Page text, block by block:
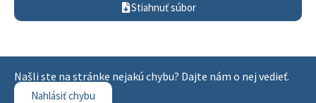
Stiahnuť súbor
Našli ste na stránke nejakú chybu? Dajte nám o nej vedieť.
Nahlásiť chybu